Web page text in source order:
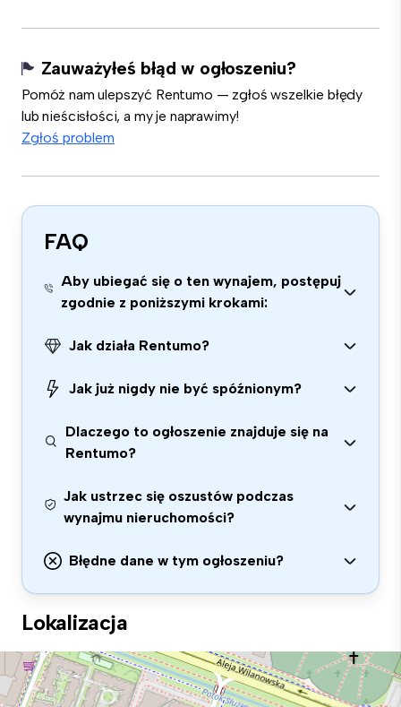
Zauważyłeś błąd w ogłoszeniu?
Pomóż nam ulepszyć Rentumo — zgłoś wszelkie błędy
lub nieścisłości, a my je naprawimy!
Zgłoś problem
FAQ
Aby ubiegać się o ten wynajem, postępuj
zgodnie z poniższymi krokami:
Jak działa Rentumo?
Jak już nigdy nie być spóźnionym?
Dlaczego to ogłoszenie znajduje się na
Rentumo?
Jak ustrzec się oszustów podczas
wynajmu nieruchomości?
Błędne dane w tym ogłoszeniu?
Lokalizacja